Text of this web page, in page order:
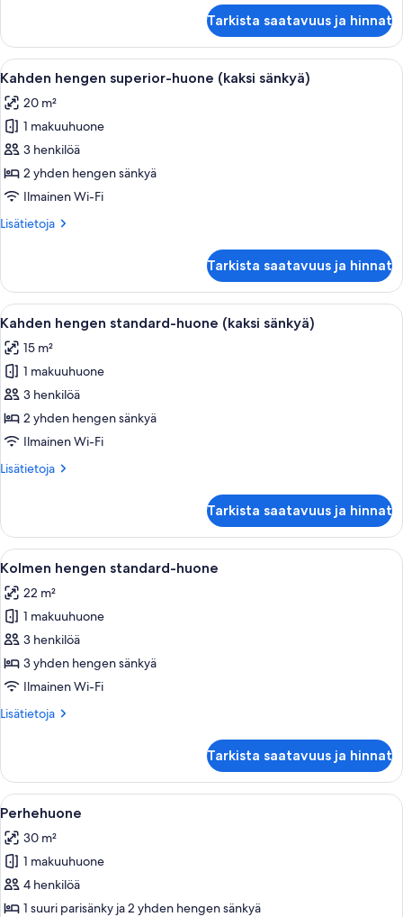
comfort-
huone
(kaksi
Tarkista saatavuus ja hinnat
Avaa
kaikki
huonetyypin
Kahden
hengen
superior-
huone
sänkyä)
Hotellihuoneessa on suuri sänky,
8
Kahden hengen superior-huone (kaksi sänkyä)
20 m²
1 makuuhuone
3 henkilöä
2 yhden hengen sänkyä
Ilmainen Wi-Fi
Lisätietoja
Lisätietoja
superior-
huone
(kaksi
Tarkista saatavuus ja hinnat
Avaa
kaikki
huonetyypin
Kahden
hengen
standard-
huone
sänkyä)
Hotellihuone, jossa on sänky,
4
Kahden hengen standard-huone (kaksi sänkyä)
15 m²
1 makuuhuone
3 henkilöä
2 yhden hengen sänkyä
Ilmainen Wi-Fi
Lisätietoja
Lisätietoja
standard-
huone
(kaksi
Tarkista saatavuus ja hinnat
Avaa
kaikki
huonetyypin
Kolmen
hengen
standard-
huone
Hotellihuone, jossa on kaksi sänkyä,
6
Kolmen hengen standard-huone
22 m²
1 makuuhuone
3 henkilöä
3 yhden hengen sänkyä
Ilmainen Wi-Fi
Lisätietoja
Lisätietoja
standard-
huone
Tarkista saatavuus ja hinnat
Avaa
kaikki
huonetyypin
Perhehuone
kuvat
Hotellihuone, jossa on sohva, pöytä,
4
Perhehuone
30 m²
1 makuuhuone
4 henkilöä
1 suuri parisänky ja 2 yhden hengen sänkyä